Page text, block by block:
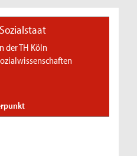
der TH Köln